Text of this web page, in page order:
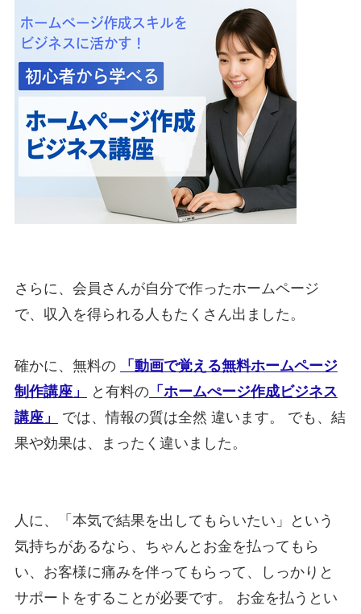
さらに、会員さんが自分で作ったホームページ
で、収入を得られる人もたくさん出ました。
確かに、無料の
「動画で覚える無料ホームページ
制作講座」
と有料の「ホームぺージ作成ビジネス
講座」
では、情報の質は全然 違います。 でも、結
果や効果は、まったく違いました。
人に、「本気で結果を出してもらいたい」という
気持ちがあるなら、ちゃんとお金を払ってもら
い、お客様に痛みを伴ってもらって、しっかりと
サポートをすることが必要です。 お金を払うとい